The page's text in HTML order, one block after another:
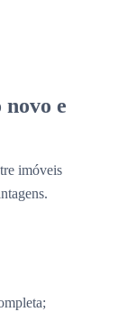
e
imóveis